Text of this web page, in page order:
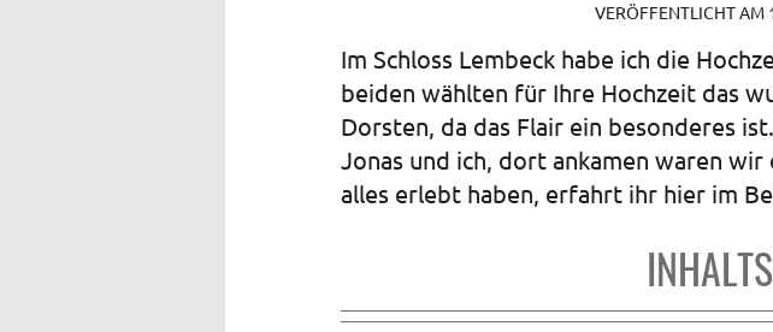
VERÖFFENTLICHT AM
Im Schloss Lembeck habe ich die
beiden wählten für Ihre Hochzeit das
Dorsten, da das Flair ein besonderes
Jonas und ich, dort ankamen waren
alles erlebt haben, erfahrt ihr hier im